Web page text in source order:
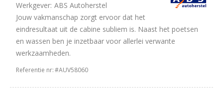
Werkgever: ABS Autoherstel
Jouw vakmanschap zorgt ervoor dat het
eindresultaat uit de cabine subliem is. Naast het poetsen
en wassen ben je inzetbaar voor allerlei verwante
werkzaamheden.
Referentie nr:#AUV58060